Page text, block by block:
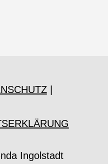
|
Ingolstadt